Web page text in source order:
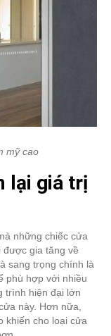
mỹ cao
lại giá trị
những chiếc cửa
được gia tăng về
sang trọng chính là
phù hợp với nhiều
trình hiện đại lớn
này. Hơn nữa,
khiến cho loại cửa